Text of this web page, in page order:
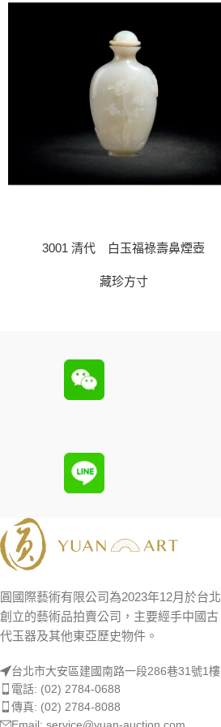
3001 清代 白玉福祿壽鼻煙壺
藏珍方寸
圓國際藝術有限公司為2023年12月於台北
創立的藝術品拍賣公司，主要經手中國古
代玉器及其他東亞歷史物件。
台北市大安區建國南路一段286巷31號1樓
電話: (02) 2784-0688
傳真: (02) 2784-8088